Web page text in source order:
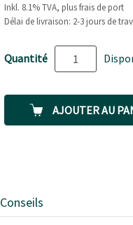
Inkl. 8.1% TVA, plus frais de port
Délai de livraison: 2-3 jours de
Quantité
AJOUTER AU
Conseils